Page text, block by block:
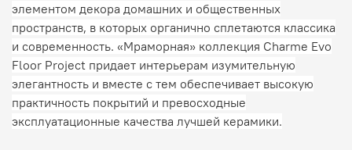
элементом декора домашних и общественных
пространств, в которых органично сплетаются классика
и современность. «Мраморная» коллекция Charme Evo
Floor Project придает интерьерам изумительную
элегантность и вместе с тем обеспечивает высокую
практичность покрытий и превосходные
эксплуатационные качества лучшей керамики.